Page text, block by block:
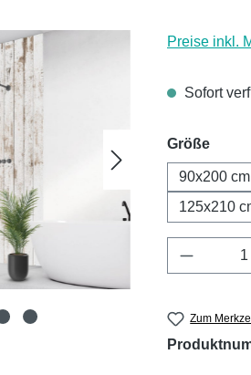
Preise inkl.
Sofort
Größe
90x200
125x210
Zum